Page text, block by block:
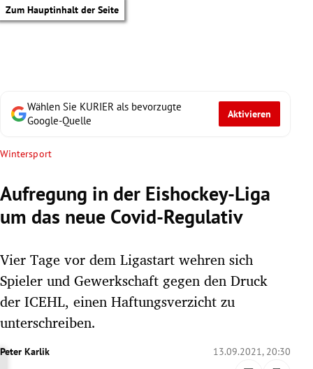
Zum Hauptinhalt der Seite
Untermenü
Untermenü
Wählen Sie KURIER als bevorzugte
Google-Quelle
Aktivieren
Wintersport
Aufregung in der Eishockey-Liga
um das neue Covid-Regulativ
Vier Tage vor dem Ligastart wehren sich
Spieler und Gewerkschaft gegen den Druck
der ICEHL, einen Haftungsverzicht zu
unterschreiben.
Peter Karlik 13.09.2021, 20:30